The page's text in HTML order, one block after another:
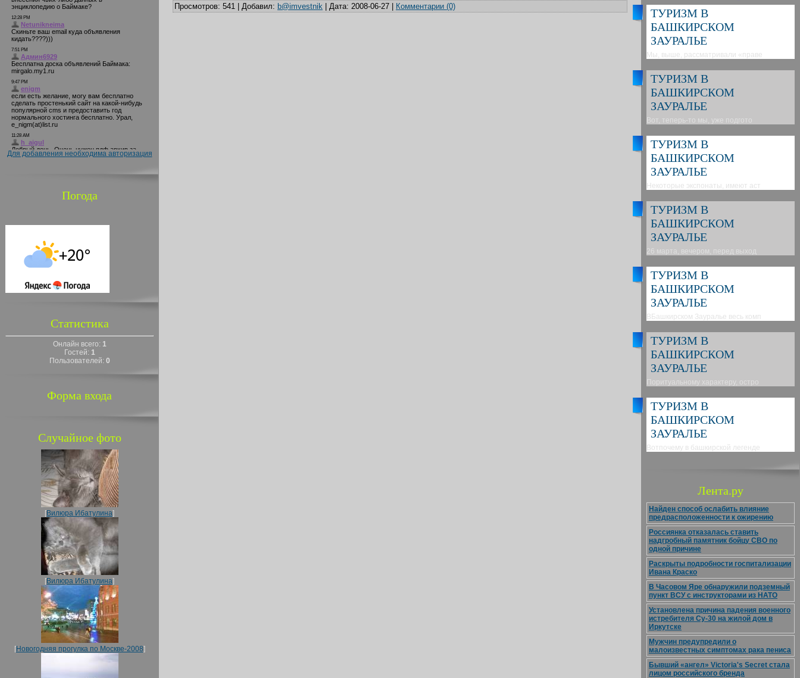
Для добавления необходима авторизация
Погода
Статистика
Онлайн всего: 1
Гостей: 1
Пользователей: 0
Форма входа
Случайное фото
[Вилюра Ибатулина]
[Вилюра Ибатулина]
[Новогодняя прогулка по Москве-2008]
Просмотров: 541 Добавил: b@imvestnik Дата: 2008-06-27 Комментарии (0)
ТУРИЗМ В
БАШКИРСКОМ
ЗАУРАЛЬЕ
Мы, выше, рассматривали «праве
ТУРИЗМ В
БАШКИРСКОМ
ЗАУРАЛЬЕ
Вот, теперь-то мы, уже подгото
ТУРИЗМ В
БАШКИРСКОМ
ЗАУРАЛЬЕ
Некоторые экспонаты, имеют аст
ТУРИЗМ В
БАШКИРСКОМ
ЗАУРАЛЬЕ
26 марта, вечером, перед выход
ТУРИЗМ В
БАШКИРСКОМ
ЗАУРАЛЬЕ
ВБашкирском Зауралье весь комп
ТУРИЗМ В
БАШКИРСКОМ
ЗАУРАЛЬЕ
Поритуальному характеру, остро
ТУРИЗМ В
БАШКИРСКОМ
ЗАУРАЛЬЕ
Вотпочему в башкирской легенде
Лента.ру
Найден способ ослабить влияние
предрасположенности к ожирению
Россиянка отказалась ставить
надгробный памятник бойцу СВО по
одной причине
Раскрыты подробности госпитализации
Ивана Краско
В Часовом Яре обнаружили подземный
пункт ВСУ с инструкторами из НАТО
Установлена причина падения военного
истребителя Су-30 на жилой дом в
Иркутске
Мужчин предупредили о
малоизвестных симптомах рака пениса
Бывший «ангел» Victoria's Secret стала
лицом российского бренда